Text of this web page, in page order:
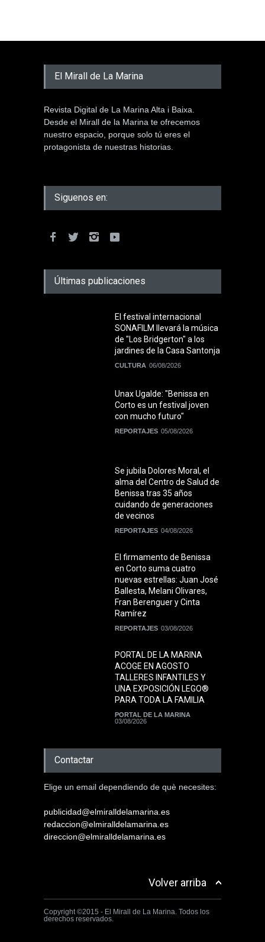
El Mirall de La Marina
Revista Digital de La Marina Alta i Baixa.
Desde el Mirall de la Marina te ofrecemos
nuestro espacio, porque solo tú eres el
protagonista de nuestras historias.
Siguenos en:
Últimas publicaciones
El festival internacional
SONAFILM llevará la música
de "Los Bridgerton" a los
jardines de la Casa Santonja
CULTURA 06/08/2026
Unax Ugalde: "Benissa en
Corto es un festival joven
con mucho futuro"
REPORTAJES 05/08/2026
Se jubila Dolores Moral, el
alma del Centro de Salud de
Benissa tras 35 años
cuidando de generaciones
de vecinos
REPORTAJES 04/08/2026
El firmamento de Benissa
en Corto suma cuatro
nuevas estrellas: Juan José
Ballesta, Melani Olivares,
Fran Berenguer y Cinta
Ramírez
REPORTAJES 03/08/2026
PORTAL DE LA MARINA
ACOGE EN AGOSTO
TALLERES INFANTILES Y
UNA EXPOSICIÓN LEGO®
PARA TODA LA FAMILIA
PORTAL DE LA MARINA
03/08/2026
Contactar
Elige un email dependiendo de què necesites:
publicidad@elmiralldelamarina.es
redaccion@elmiralldelamarina.es
direccion@elmiralldelamarina.es
Volver arriba
Copyright ©2015 - El Mirall de La Marina. Todos los
derechos reservados.